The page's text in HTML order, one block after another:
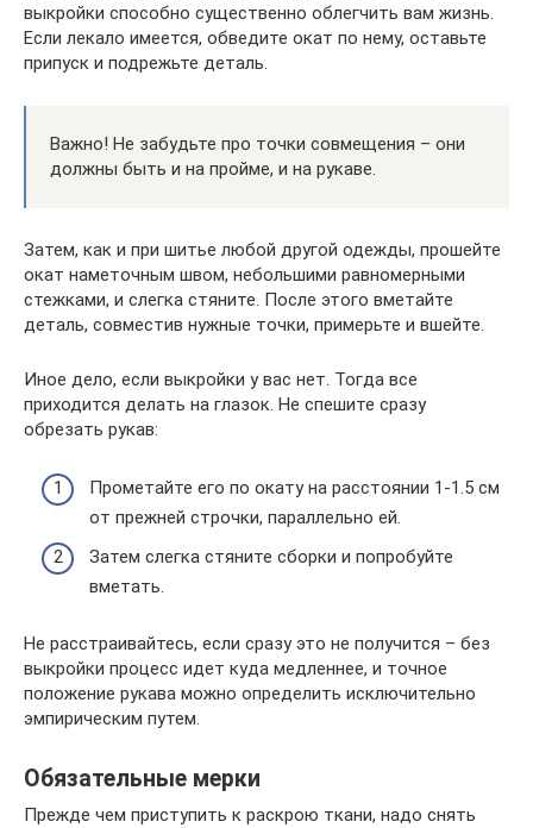
выкройки способно существенно облегчить вам жизнь.
Если лекало имеется, обведите окат по нему, оставьте
припуск и подрежьте деталь.
Важно! Не забудьте про точки совмещения – они
должны быть и на пройме, и на рукаве.
Затем, как и при шитье любой другой одежды, прошейте
окат наметочным швом, небольшими равномерными
стежками, и слегка стяните. После этого вметайте
деталь, совместив нужные точки, примерьте и вшейте.
Иное дело, если выкройки у вас нет. Тогда все
приходится делать на глазок. Не спешите сразу
обрезать рукав:
Прометайте его по окату на расстоянии 1-1.5 см
от прежней строчки, параллельно ей.
Затем слегка стяните сборки и попробуйте
вметать.
Не расстраивайтесь, если сразу это не получится – без
выкройки процесс идет куда медленнее, и точное
положение рукава можно определить исключительно
эмпирическим путем.
Обязательные мерки
Прежде чем приступить к раскрою ткани, надо снять